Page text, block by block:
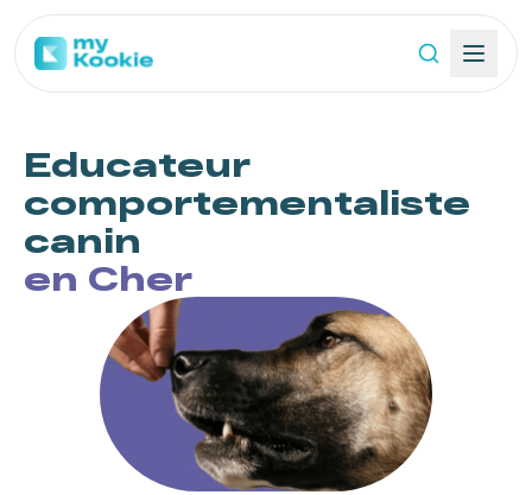
Educateur
comportementaliste
canin
en Cher